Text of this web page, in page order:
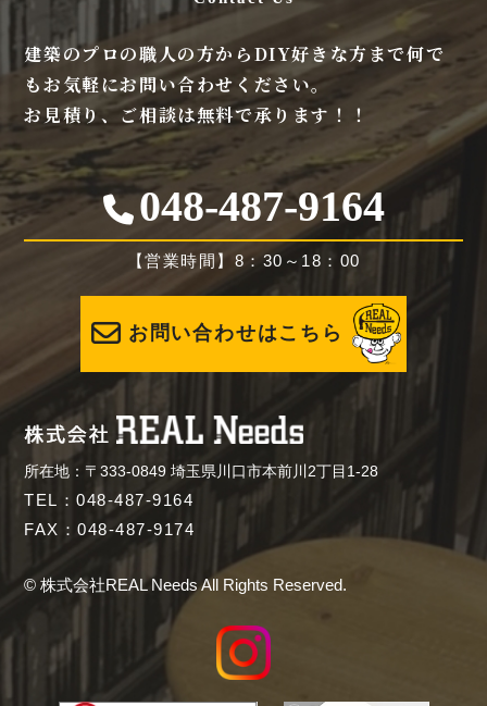
建築のプロの職人の方からDIY好きな方まで何で
もお気軽にお問い合わせください。
お見積り、ご相談は無料で承ります！！
048-487-9164
【営業時間】8：30～18：00
お問い合わせはこちら
所在地：〒333-0849 埼玉県川口市本前川2丁目1-28
TEL：048-487-9164
FAX：048-487-9174
© 株式会社REAL Needs All Rights Reserved.